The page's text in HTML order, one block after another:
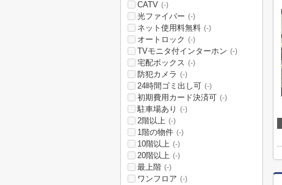
CATV (-)
光ファイバー (-)
ネット使用料無料 (-)
オートロック (-)
TVモニタ付インターホン (-)
宅配ボックス (-)
防犯カメラ (-)
24時間ゴミ出し可 (-)
初期費用カード決済可 (-)
駐車場あり (-)
2階以上 (-)
1階の物件 (-)
10階以上 (-)
20階以上 (-)
最上階 (-)
ワンフロア (-)